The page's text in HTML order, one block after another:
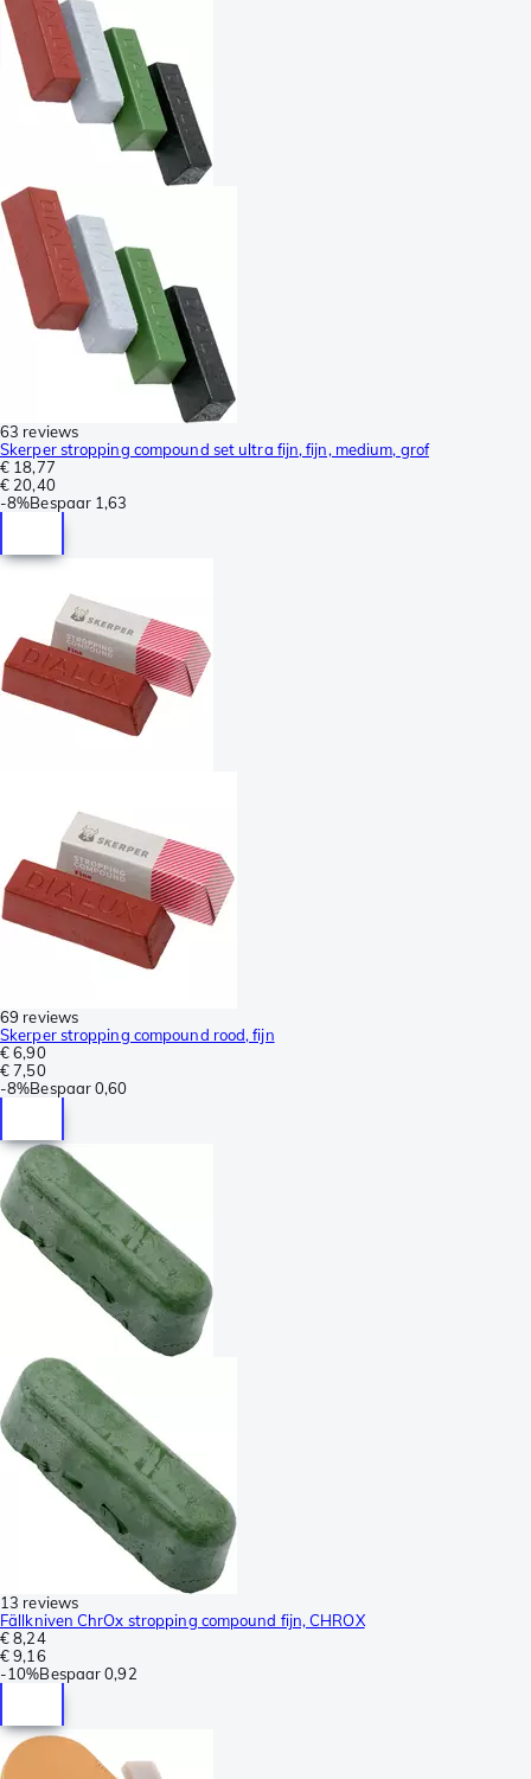
63 reviews
Skerper stropping compound set ultra fijn, fijn, medium, grof
€ 18,77
€ 20,40
-8%Bespaar 1,63
69 reviews
Skerper stropping compound rood, fijn
€ 6,90
€ 7,50
-8%Bespaar0,60
13 reviews
Fällkniven ChrOx stropping compound fijn, CHROX
€ 8,24
€ 9,16
-10%Bespaar 0,92